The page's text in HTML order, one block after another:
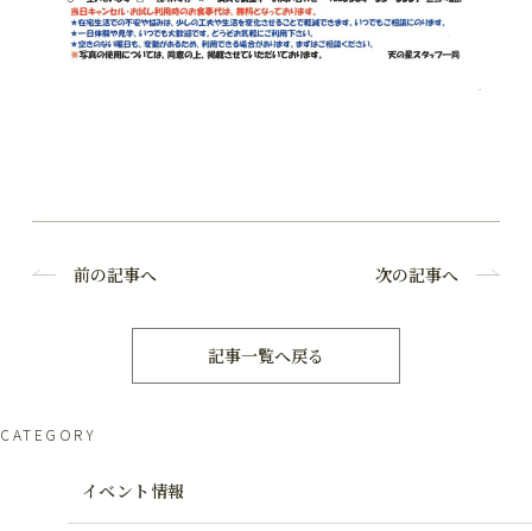
前の記事へ 次の記事へ
記事一覧へ戻る
CATEGORY
イベント情報